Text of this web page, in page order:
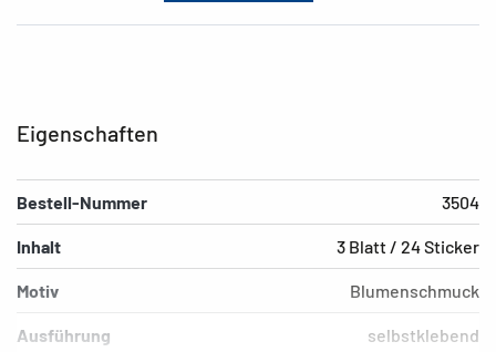
Eigenschaften
Bestell-Nummer 3504
Inhalt 3 Blatt / 24 Sticker
Motiv Blumenschmuck
Ausführung selbstklebend